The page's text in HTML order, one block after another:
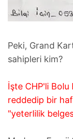
Peki, Grand
sahipleri kim?
İşte CHP'li
reddedip bir
"yeterlilik